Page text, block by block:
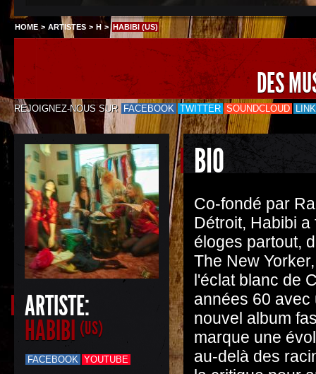
HOME > ARTISTES > H > HABIBI (US)
DES
REJOIGNEZ-NOUS SUR FACEBOOK TWITTER SOUNDCLOUD
ARTISTE:
HABIBI (US)
FACEBOOK YOUTUBE
BIO
Co-fondé par
Détroit, Habibi
éloges partout,
The New
l'éclat blanc de
années 60
nouvel album
marque une
au-delà des